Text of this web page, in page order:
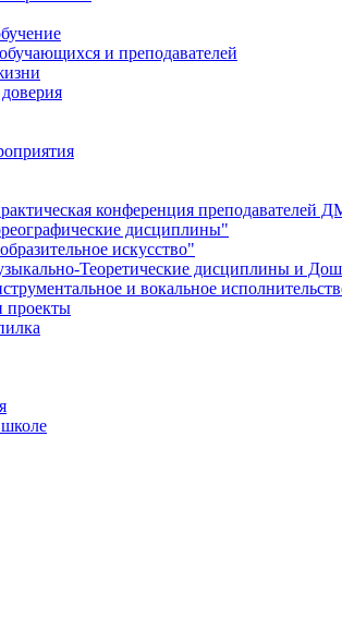
и преподавателей
конференция
дисциплины"
искусство"
Теоретические дисциплины и
и вокальное
проекты